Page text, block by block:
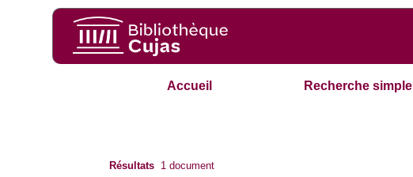
Accueil Recherche simple
Résultats 1 document